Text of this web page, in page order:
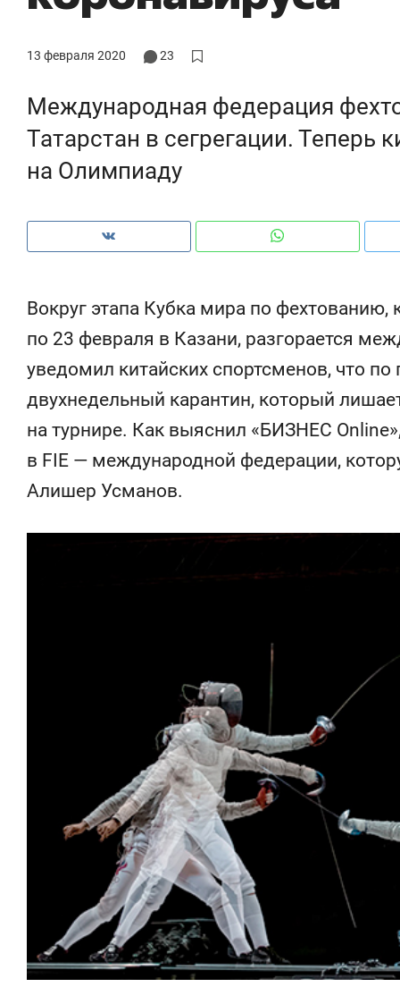
13 февраля 2020 23
Международная федерация
Татарстан в сегрегации. Теперь
на Олимпиаду
Вокруг этапа Кубка мира по
по 23 февраля в Казани, разгорается
уведомил китайских спортсменов, что
двухнедельный карантин, который
на турнире. Как выяснил «БИЗНЕС
в FIE — международной федерации,
Алишер Усманов.
рынки, почему надо знать аксакалов и
Как ГК «МИР ГРУПП» и ВТБ
создают оазис жилого
комфорта под Казанью
150 камер
ID вместо